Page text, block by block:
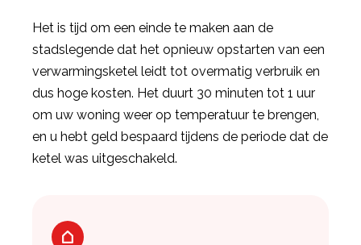
Het is tijd om een einde te maken aan de
stadslegende dat het opnieuw opstarten van een
verwarmingsketel leidt tot overmatig verbruik en
dus hoge kosten. Het duurt 30 minuten tot 1 uur
om uw woning weer op temperatuur te brengen,
en u hebt geld bespaard tijdens de periode dat de
ketel was uitgeschakeld.